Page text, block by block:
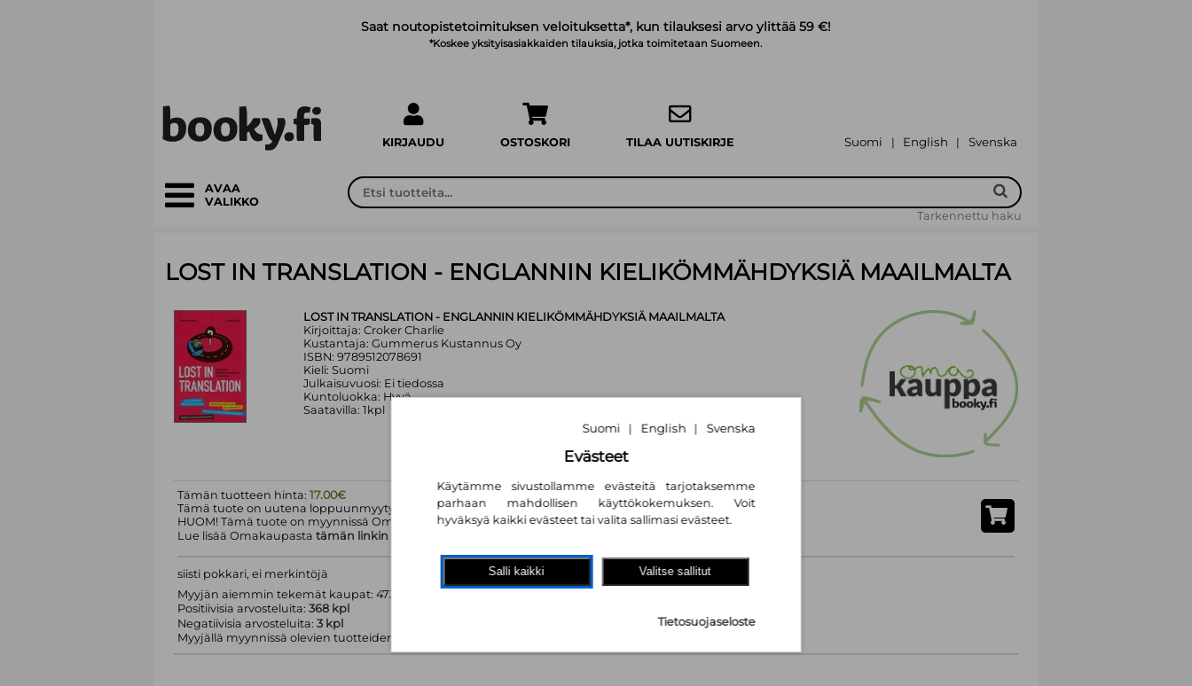
Saat noutopistetoimituksen veloituksetta*, kun tilauksesi arvo ylittää 59 €!
*Koskee yksityisasiakkaiden tilauksia, jotka toimitetaan Suomeen.
KIRJAUDU OSTOSKORI TILAA UUTISKIRJE Suomi | English | Svenska
AVAA
VALIKKO
Tarkennettu haku
LOST IN TRANSLATION - ENGLANNIN KIELIKÖMMÄHDYKSIÄ MAAILMALTA
LOST IN TRANSLATION - ENGLANNIN KIELIKÖMMÄHDYKSIÄ MAAILMALTA
Kirjoittaja: Croker Charlie
Kustantaja: Gummerus Kustannus Oy
ISBN: 9789512078691
Kieli: Suomi
Julkaisuvuosi: Ei tiedossa
Kuntoluokka: Hyvä
Saatavilla: 1kpl
Tämän tuotteen hinta: 17.00€
Tämä tuote on uutena loppuunmyyty.
HUOM! Tämä tuote on myynnissä Omakaupassa
Lue lisää Omakaupasta tämän linkin
siisti pokkari, ei merkintöjä
Myyjän aiemmin tekemät kaupat: 473 kpl
Positiivisia arvosteluita: 368 kpl
Negatiivisia arvosteluita: 3 kpl
Myyjällä myynnissä olevien tuotteiden määrä (kts. alla): 922 kpl
Suomi | English | Svenska
Evästeet
Käytämme sivustollamme evästeitä tarjotaksemme
parhaan mahdollisen käyttökokemuksen. Voit
hyväksyä kaikki evästeet tai valita sallimasi evästeet.
Salli kaikki Valitse sallitut
Tietosuojaseloste